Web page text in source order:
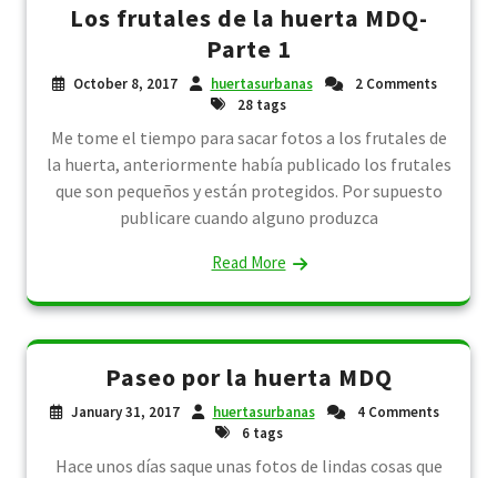
Los frutales de la huerta MDQ-
Parte 1
October 8, 2017 huertasurbanas
2 Comments
28 tags
Me tome el tiempo para sacar fotos a los frutales de
la huerta, anteriormente había publicado los frutales
que son pequeños y están protegidos. Por supuesto
publicare cuando alguno produzca
Read More
Paseo por la huerta MDQ
January 31, 2017 huertasurbanas
4 Comments
6 tags
Hace unos días saque unas fotos de lindas cosas que